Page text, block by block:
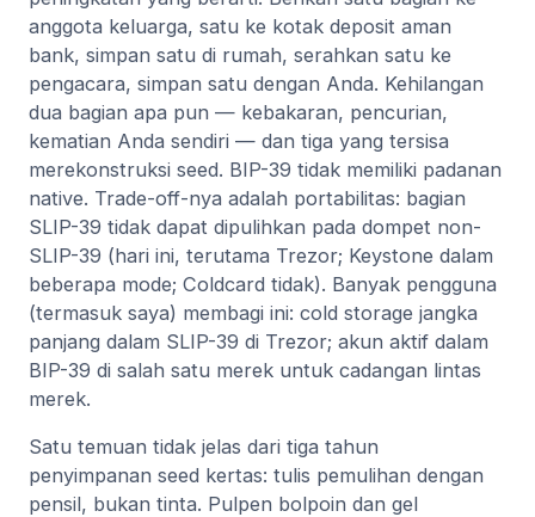
anggota keluarga, satu ke kotak deposit aman
bank, simpan satu di rumah, serahkan satu ke
pengacara, simpan satu dengan Anda. Kehilangan
dua bagian apa pun — kebakaran, pencurian,
kematian Anda sendiri — dan tiga yang tersisa
merekonstruksi seed. BIP-39 tidak memiliki padanan
native. Trade-off-nya adalah portabilitas: bagian
SLIP-39 tidak dapat dipulihkan pada dompet non-
SLIP-39 (hari ini, terutama Trezor; Keystone dalam
beberapa mode; Coldcard tidak). Banyak pengguna
(termasuk saya) membagi ini: cold storage jangka
panjang dalam SLIP-39 di Trezor; akun aktif dalam
BIP-39 di salah satu merek untuk cadangan lintas
merek.
Satu temuan tidak jelas dari tiga tahun
penyimpanan seed kertas: tulis pemulihan dengan
pensil, bukan tinta. Pulpen bolpoin dan gel